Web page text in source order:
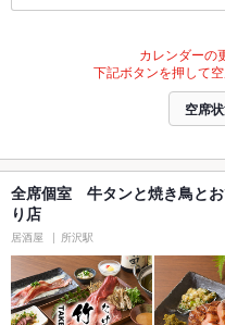
カレンダーの
下記ボタンを押して
空席
全席個室 牛タンと焼き鳥と
り店
居酒屋 所沢駅